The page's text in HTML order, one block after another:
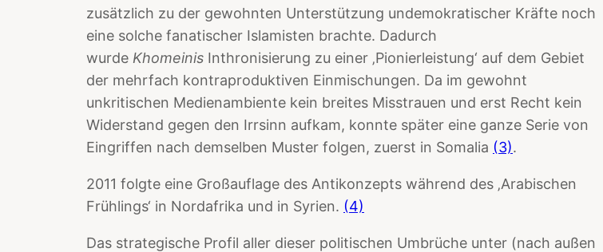
zusätzlich zu der gewohnten Unterstützung undemokratischer Kräfte noch
eine solche fanatischer Islamisten brachte. Dadurch
wurde Khomeinis Inthronisierung zu einer ‚Pionierleistung‘ auf dem Gebiet
der mehrfach kontraproduktiven Einmischungen. Da im gewohnt
unkritischen Medienambiente kein breites Misstrauen und erst Recht kein
Widerstand gegen den Irrsinn aufkam, konnte später eine ganze Serie von
Eingriffen nach demselben Muster folgen, zuerst in Somalia (3).
2011 folgte eine Großauflage des Antikonzepts während des ‚Arabischen
Frühlings‘ in Nordafrika und in Syrien. (4)
Das strategische Profil aller dieser politischen Umbrüche unter (nach außen